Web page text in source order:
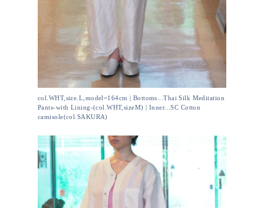
col.WHT,size.L,model=164cm | Bottoms...Thai Silk Meditation
Pants-with Lining-(col.WHT,sizeM) | Inner...SC Cotton
camisole(col.SAKURA)